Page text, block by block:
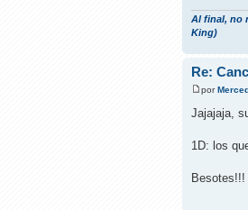
Al final, no
King)
Re:
por
Jajajaja,
1D: los